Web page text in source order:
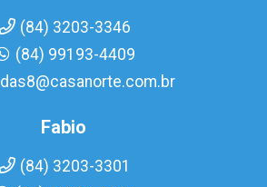
(84) 3203-3346
(84) 99193-4409
Fabio
(84) 3203-3301